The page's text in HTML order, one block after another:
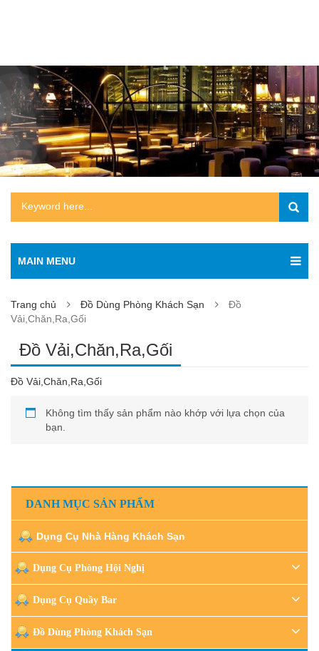
MAIN MENU
Trang chủ Đồ Dùng Phòng Khách Sạn
Đồ
Vải,Chăn,Ra,Gối
Đồ Vải,Chăn,Ra,Gối
Đồ Vải,Chăn,Ra,Gối
Không tìm thấy sản phẩm nào khớp với lựa chọn của
bạn.
DANH MỤC SẢN PHẨM
Dụng Cụ Nhà Hàng Khách Sạn
Dụng Cụ Phòng Hội Nghị
Dụng Cụ Quầy Bar
Đồ Dùng Phòng Khách Sạn